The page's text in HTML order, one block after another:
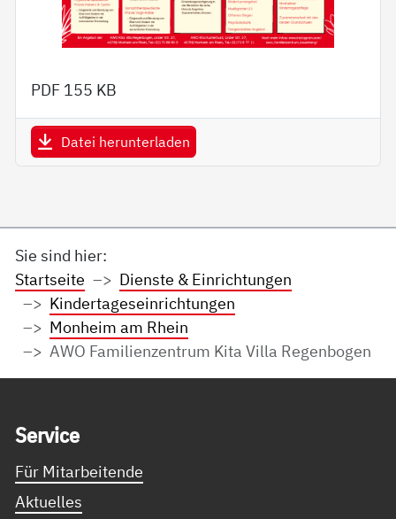
PDF 155 KB
Datei herunterladen
Sie sind hier:
Startseite
Dienste & Einrichtungen
Kindertageseinrichtungen
Monheim am Rhein
AWO Familienzentrum Kita Villa Regenbogen
Ser­vice
Für Mitarbeitende
Aktuelles